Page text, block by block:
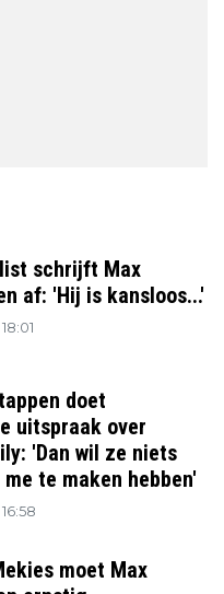
schrijft Max
af: 'Hij is kansloos...'
doet
uitspraak over
'Dan wil ze niets
te maken hebben'
moet Max